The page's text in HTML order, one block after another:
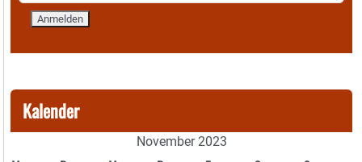
Kalender
November 2023